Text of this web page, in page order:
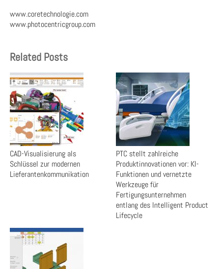
www.coretechnologie.com
www.photocentricgroup.com
Related Posts
CAD-Visualisierung als
Schlüssel zur modernen
Lieferantenkommunikation
PTC stellt zahlreiche
Produktinnovationen vor: KI-
Funktionen und vernetzte
Werkzeuge für
Fertigungsunternehmen
entlang des Intelligent Product
Lifecycle